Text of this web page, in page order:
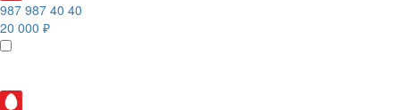
987 987 40 40
20 000 ₽